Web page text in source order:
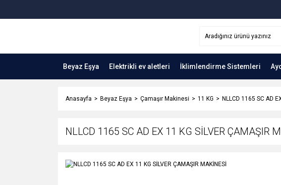
Beyaz Eşya Elektrikli ev aletleri İklimlendirme Sistemleri
Anasayfa Beyaz Eşya Çamaşır Makinesi 11 KG NLLCD 1165 SC AD
NLLCD 1165 SC AD EX 11 KG SİLVER ÇAMAŞIR